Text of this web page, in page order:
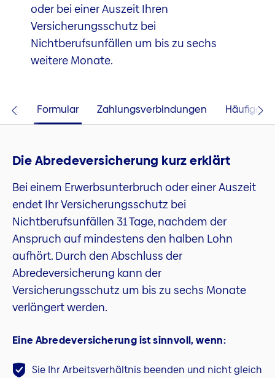
oder bei einer Auszeit Ihren
Versicherungsschutz bei
Nichtberufsunfällen um bis zu sechs
weitere Monate.
Formular Zahlungsverbindungen Häufige
Die Abredeversicherung kurz erklärt
Bei einem Erwerbsunterbruch oder einer Auszeit
endet Ihr Versicherungsschutz bei
Nichtberufsunfällen 31 Tage, nachdem der
Anspruch auf mindestens den halben Lohn
aufhört. Durch den Abschluss der
Abredeversicherung kann der
Versicherungsschutz um bis zu sechs Monate
verlängert werden.
Eine Abredeversicherung ist sinnvoll, wenn:
Sie Ihr Arbeitsverhältnis beenden und nicht gleich